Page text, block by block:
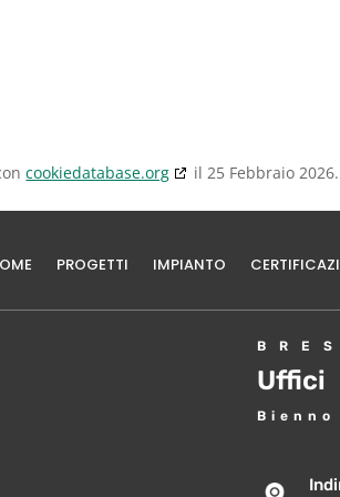
cookiedatabase.org il 25 Febbraio 2026.
PROGETTI IMPIANTO
Uffici
Bienno